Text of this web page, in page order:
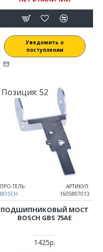
Уведомить о
поступлении
Позиция: 52
ПРО-ТЕЛЬ:
BOSCH
АРТИКУЛ:
1605807013
ПОДШИПНИКОВЫЙ МОСТ
BOSCH GBS 75AE
1425р.